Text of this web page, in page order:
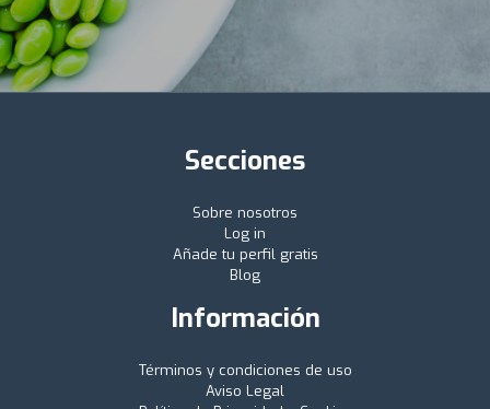
Secciones
Sobre nosotros
Log in
Añade tu perfil gratis
Blog
Información
Términos y condiciones de uso
Aviso Legal